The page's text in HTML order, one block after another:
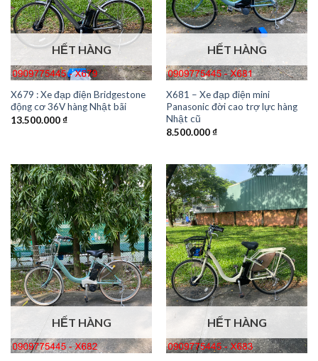
HẾT HÀNG
X679 : Xe đạp điện Bridgestone
động cơ 36V hàng Nhật bãi
13.500.000₫
HẾT HÀNG
X681 – Xe đạp điện mini
Panasonic đời cao trợ lực hàng
Nhật cũ
8.500.000₫
HẾT HÀNG HẾT HÀNG